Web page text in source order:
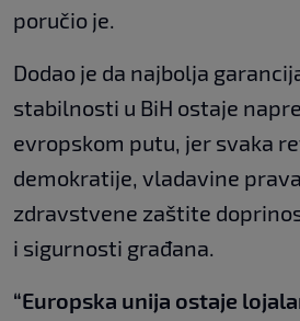
poručio je.
Dodao je da najbolja
stabilnosti u BiH ostaje
evropskom putu, jer svaka
demokratije, vladavine
zdravstvene zaštite
i sigurnosti građana.
“Europska unija ostaje